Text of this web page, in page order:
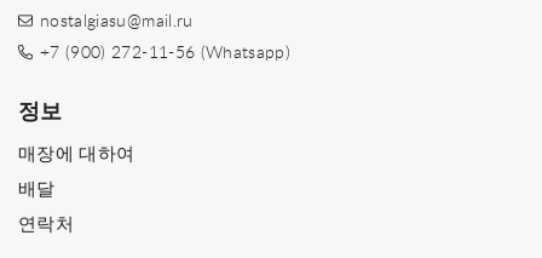
nostalgiasu@mail.ru
+7 (900) 272-11-56 (Whatsapp)
정보
매장에 대하여
배달
연락처